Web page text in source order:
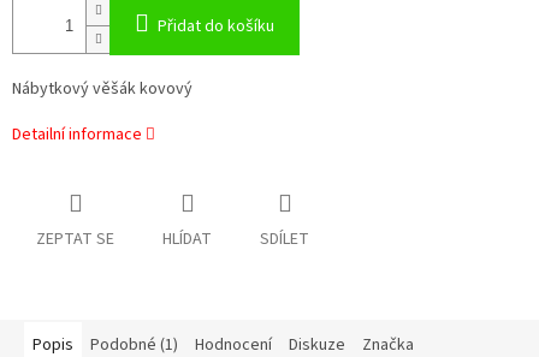
Přidat do košíku
Nábytkový věšák kovový
Detailní informace
ZEPTAT SE HLÍDAT SDÍLET
Popis Podobné (1) Hodnocení Diskuze Značka